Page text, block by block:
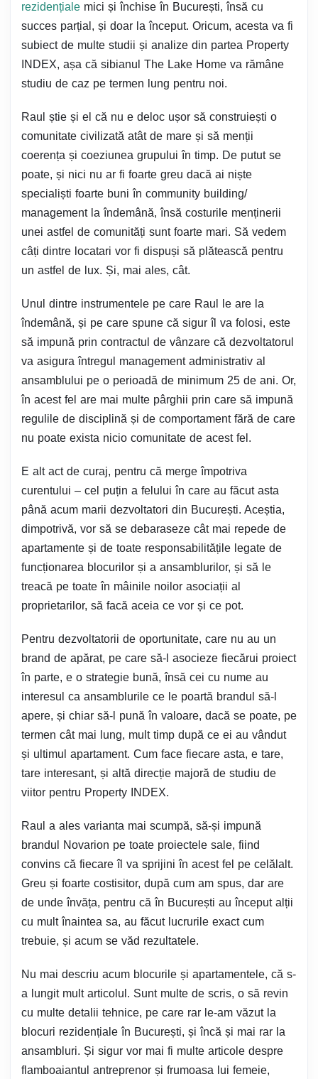
rezidențiale mici și închise în București, însă cu
succes parțial, și doar la început. Oricum, acesta va fi
subiect de multe studii și analize din partea Property
INDEX, așa că sibianul The Lake Home va rămâne
studiu de caz pe termen lung pentru noi.
Raul știe și el că nu e deloc ușor să construiești o
comunitate civilizată atât de mare și să menții
coerența și coeziunea grupului în timp. De putut se
poate, și nici nu ar fi foarte greu dacă ai niște
specialiști foarte buni în community building/
management la îndemână, însă costurile menținerii
unei astfel de comunități sunt foarte mari. Să vedem
câți dintre locatari vor fi dispuși să plătească pentru
un astfel de lux. Și, mai ales, cât.
Unul dintre instrumentele pe care Raul le are la
îndemână, și pe care spune că sigur îl va folosi, este
să impună prin contractul de vânzare că dezvoltatorul
va asigura întregul management administrativ al
ansamblului pe o perioadă de minimum 25 de ani. Or,
în acest fel are mai multe pârghii prin care să impună
regulile de disciplină și de comportament fără de care
nu poate exista nicio comunitate de acest fel.
E alt act de curaj, pentru că merge împotriva
curentului – cel puțin a felului în care au făcut asta
până acum marii dezvoltatori din București. Aceștia,
dimpotrivă, vor să se debaraseze cât mai repede de
apartamente și de toate responsabilitățile legate de
funcționarea blocurilor și a ansamblurilor, și să le
treacă pe toate în mâinile noilor asociații al
proprietarilor, să facă aceia ce vor și ce pot.
Pentru dezvoltatorii de oportunitate, care nu au un
brand de apărat, pe care să-l asocieze fiecărui proiect
în parte, e o strategie bună, însă cei cu nume au
interesul ca ansamblurile ce le poartă brandul să-l
apere, și chiar să-l pună în valoare, dacă se poate, pe
termen cât mai lung, mult timp după ce ei au vândut
și ultimul apartament. Cum face fiecare asta, e tare,
tare interesant, și altă direcție majoră de studiu de
viitor pentru Property INDEX.
Raul a ales varianta mai scumpă, să-și impună
brandul Novarion pe toate proiectele sale, fiind
convins că fiecare îl va sprijini în acest fel pe celălalt.
Greu și foarte costisitor, după cum am spus, dar are
de unde învăța, pentru că în București au început alții
cu mult înaintea sa, au făcut lucrurile exact cum
trebuie, și acum se văd rezultatele.
Nu mai descriu acum blocurile și apartamentele, că s-
a lungit mult articolul. Sunt multe de scris, o să revin
cu multe detalii tehnice, pe care rar le-am văzut la
blocuri rezidențiale în București, și încă și mai rar la
ansambluri. Și sigur vor mai fi multe articole despre
flamboaiantul antreprenor și frumoasa lui femeie,